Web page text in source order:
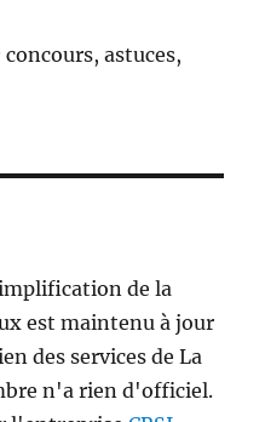
concours, astuces,
de la
est maintenu à jour
des services de La
n'a rien d'officiel.